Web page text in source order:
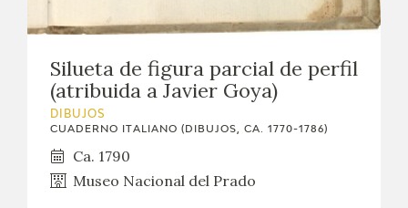
Silueta de figura parcial de perfil
(atribuida a Javier Goya)
DIBUJOS
CUADERNO ITALIANO (DIBUJOS, CA. 1770-1786)
Ca. 1790
Museo Nacional del Prado